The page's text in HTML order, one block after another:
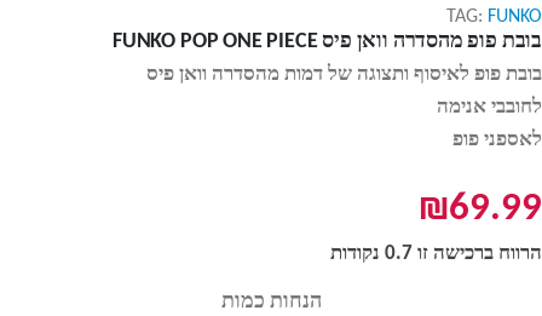
TAG: FUNKO
בובת פופ מהסדרה וואן פיס FUNKO POP ONE PIECE
בובת פופ לאיסוף ותצוגה של דמות מהסדרה וואן פיס
לחובבי אנימה
לאספני פופ
₪69.99
הרווח ברכישה זו 0.7 נקודות
הנחות כמות